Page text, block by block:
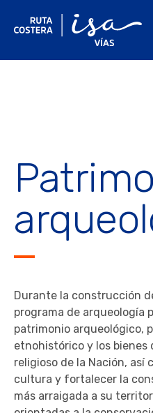
Durante la construcción
programa de arqueología
patrimonio arqueológico,
etnohistórico y los
religioso de la Nación, así
cultura y fortalecer la
más arraigada a su